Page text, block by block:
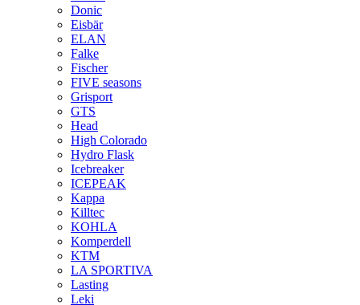
Donic
Eisbär
ELAN
Falke
Fischer
FIVE seasons
Grisport
GTS
Head
High Colorado
Hydro Flask
Icebreaker
ICEPEAK
Kappa
Killtec
KOHLA
Komperdell
KTM
LA SPORTIVA
Lasting
Leki